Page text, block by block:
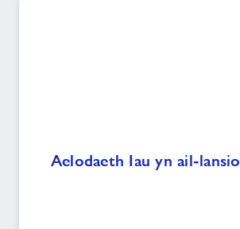
Iau
Aelodaeth Iau yn ail-lansio